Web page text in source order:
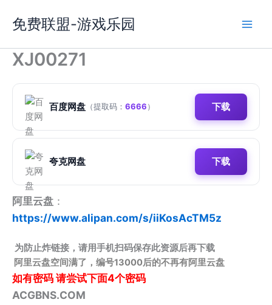
容
免费联盟-游戏乐园
XJ00271
百度网盘 （提取码： 6666） 下载
夸克网盘 下载
阿里云盘 ：
https://www.alipan.com/s/iiKosAcTM5z
为防止炸链接，请用手机扫码保存此资源后再下载
阿里云盘空间满了，编号13000后的不再有阿里云盘
如有密码请尝试下面4个密码
ACGBNS.COM